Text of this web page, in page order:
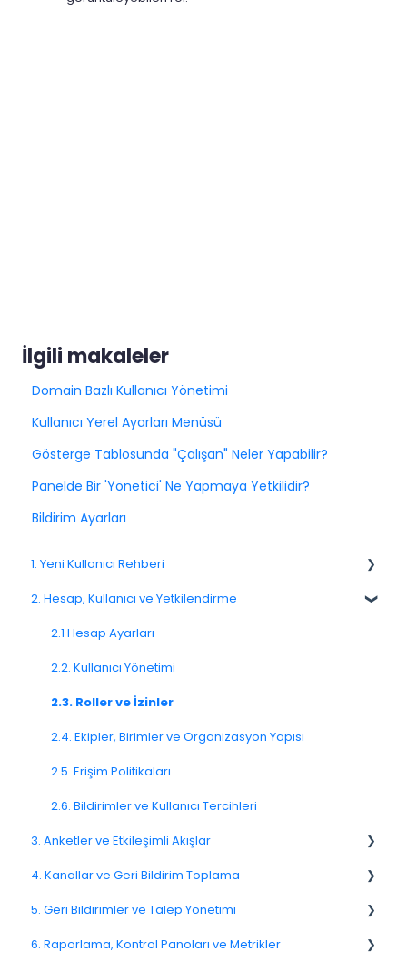
İlgili makaleler
Domain Bazlı Kullanıcı Yönetimi
Kullanıcı Yerel Ayarları Menüsü
Gösterge Tablosunda "Çalışan" Neler Yapabilir?
Panelde Bir 'Yönetici' Ne Yapmaya Yetkilidir?
Bildirim Ayarları
1. Yeni Kullanıcı Rehberi
1.1. Platforma Genel Bakış
1.3. Navigasyon ve Çalışma Alanı
2. Hesap, Kullanıcı ve Yetkilendirme
2.1 Hesap Ayarları
2.2. Kullanıcı Yönetimi
2.3. Roller ve İzinler
2.4. Ekipler, Birimler ve Organizasyon Yapısı
2.5. Erişim Politikaları
2.6. Bildirimler ve Kullanıcı Tercihleri
3. Anketler ve Etkileşimli Akışlar
3.1. Anketlere Giriş
3.2. Anket Oluşturma ve Yönetme
3.3. Soru Türleri
4. Kanallar ve Geri Bildirim Toplama
4.1. Kanallara Genel Bakış
4.2. E-posta Anketleri
5. Geri Bildirimler ve Talep Yönetimi
Spam
6. Raporlama, Kontrol Panoları ve Metrikler